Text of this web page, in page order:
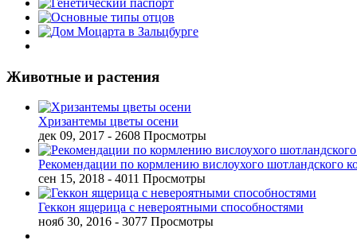
Животные и растения
Хризантемы цветы осени
дек 09, 2017 - 2608 Просмотры
Рекомендации по кормлению вислоухого шотландского
сен 15, 2018 - 4011 Просмотры
Геккон ящерица с невероятными способностями
нояб 30, 2016 - 3077 Просмотры